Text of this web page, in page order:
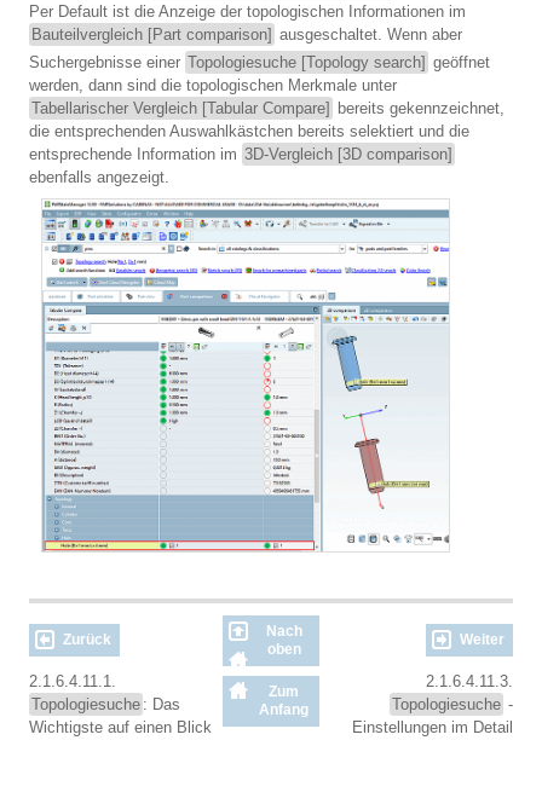
Per Default ist die Anzeige der topologischen Informationen im
Bauteilvergleich [Part comparison] ausgeschaltet. Wenn aber
Suchergebnisse einer Topologiesuche [Topology search] geöffnet
werden, dann sind die topologischen Merkmale unter
Tabellarischer Vergleich [Tabular Compare]
bereits gekennzeichnet,
die entsprechenden Auswahlkästchen bereits selektiert und die
entsprechende Information im 3D-Vergleich [3D comparison]
ebenfalls angezeigt.
Zurück
Nach
oben
Weiter
2.1.6.4.11.1.
Topologiesuche : Das
Wichtigste auf einen Blick
Zum
Anfang
2.1.6.4.11.3.
Topologiesuche -
Einstellungen im Detail